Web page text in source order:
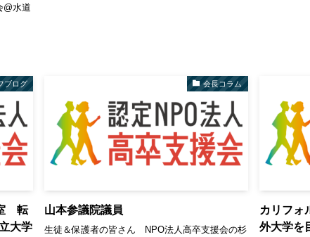
@水道
ブログ
転
大学
会長コラム
山本参議院議員
生徒＆保護者の皆さん NPO法人高卒支援会の杉
カリフ
外大学を